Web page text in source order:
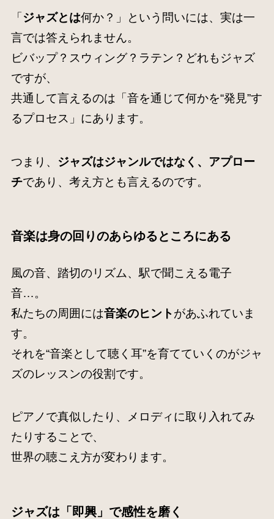
「 ジャズとは何か？」という問いには、実は一
言では答えられません。
ビバップ？スウィング？ラテン？どれもジャズ
ですが、
共通して言えるのは「音を通じて何かを“発見”す
るプロセス」にあります。
つまり、 ジャズはジャンルではなく、アプロー
チであり、考え方とも言えるのです。
音楽は身の回りのあらゆるところにある
風の音、踏切のリズム、駅で聞こえる電子
音…。
私たちの周囲には音楽のヒントがあふれていま
す。
それを“音楽として聴く耳”を育てていくのがジャ
ズのレッスンの役割です。
ピアノで真似したり、メロディに取り入れてみ
たりすることで、
世界の聴こえ方が変わります。
ジャズは「即興」で感性を磨く